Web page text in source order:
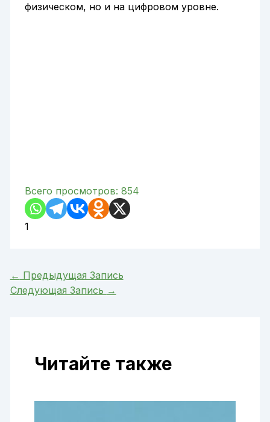
физическом, но и на цифровом уровне.
Всего просмотров: 854
1
← Предыдущая Запись
Следующая Запись →
Читайте также